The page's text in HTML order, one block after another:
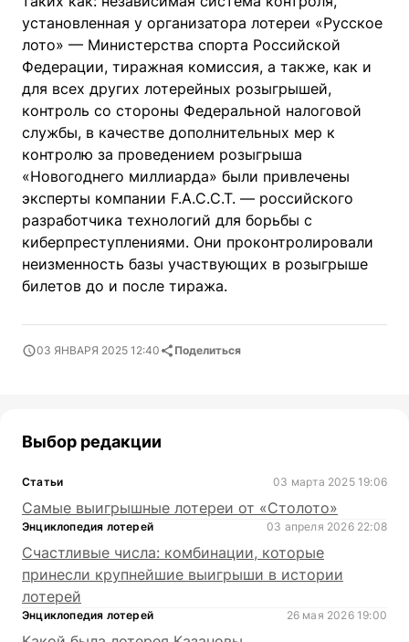
установленная у организатора лотереи «Русское
лото» — Министерства спорта Российской
Федерации, тиражная комиссия, а также, как и
для всех других лотерейных розыгрышей,
контроль со стороны Федеральной налоговой
службы, в качестве дополнительных мер к
контролю за проведением розыгрыша
«Новогоднего миллиарда» были привлечены
эксперты компании F.A.C.C.T. — российского
разработчика технологий для борьбы с
киберпреступлениями. Они проконтролировали
неизменность базы участвующих в розыгрыше
билетов до и после тиража.
03 ЯНВАРЯ 2025 12:40 Поделиться
Выбор редакции
Статьи 03 марта 2025 19:06
Самые выигрышные лотереи от «Столото»
Энциклопедия лотерей 03 апреля 2026 22:08
Счастливые числа: комбинации, которые
принесли крупнейшие выигрыши в истории
лотерей
Энциклопедия лотерей 26 мая 2026 19:00